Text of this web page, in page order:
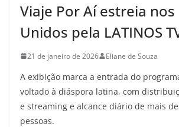
Viaje Por Aí estreia nos
Unidos pela LATINOS
21 de janeiro de 2026 Eliane de Souza
A exibição marca a entrada do
voltado à diáspora latina, com
e streaming e alcance diário de mais
pessoas.